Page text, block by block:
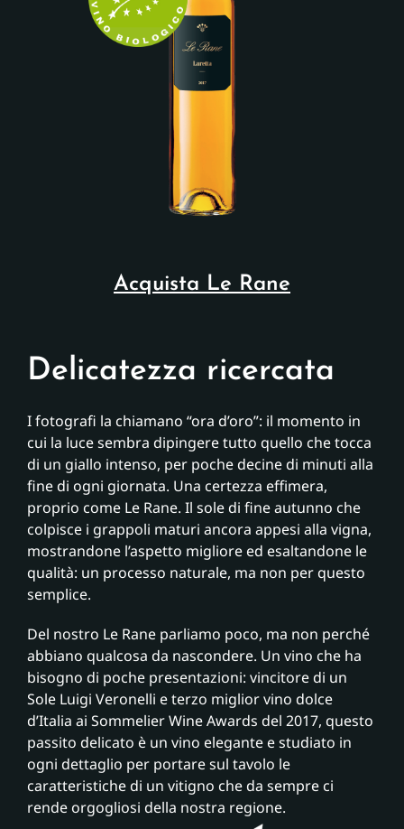
Acquista Le Rane
Delicatezza ricercata
I fotografi la chiamano “ora d’oro”: il momento in
cui la luce sembra dipingere tutto quello che tocca
di un giallo intenso, per poche decine di minuti alla
fine di ogni giornata. Una certezza effimera,
proprio come Le Rane. Il sole di fine autunno che
colpisce i grappoli maturi ancora appesi alla vigna,
mostrandone l’aspetto migliore ed esaltandone le
qualità: un processo naturale, ma non per questo
semplice.
Del nostro Le Rane parliamo poco, ma non perché
abbiano qualcosa da nascondere. Un vino che ha
bisogno di poche presentazioni: vincitore di un
Sole Luigi Veronelli e terzo miglior vino dolce
d’Italia ai Sommelier Wine Awards del 2017, questo
passito delicato è un vino elegante e studiato in
ogni dettaglio per portare sul tavolo le
caratteristiche di un vitigno che da sempre ci
rende orgogliosi della nostra regione.